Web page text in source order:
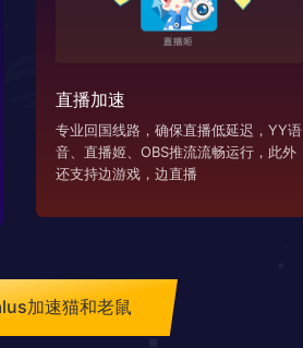
直播加速
专业回国线路，确保直播低延迟，YY语
音、直播姬、OBS推流流畅运行，此外
还支持边游戏，边直播
加速猫和老鼠